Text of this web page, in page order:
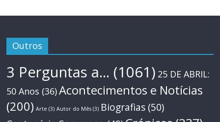
Outros
3 Perguntas a... (1061) 25 DE ABRIL:
50 Anos (36)Acontecimentos e Notícias
(200) Arte (3) Autor do Mês (3) Biografias (50)